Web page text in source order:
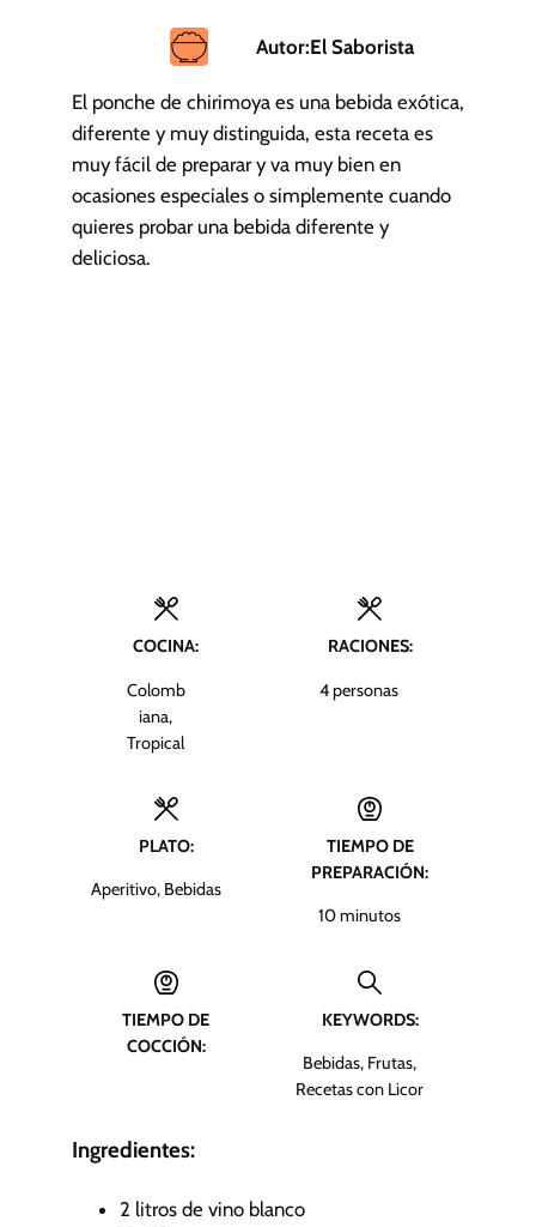
Autor:El Saborista
El ponche de chirimoya es una bebida exótica,
diferente y muy distinguida, esta receta es
muy fácil de preparar y va muy bien en
ocasiones especiales o simplemente cuando
quieres probar una bebida diferente y
deliciosa.
COCINA:
Colomb
iana,
Tropical
RACIONES:
4personas
PLATO:
Aperitivo, Bebidas
TIEMPO DE
PREPARACIÓN:
10m
t
s
minutos
TIEMPO DE
COCCIÓN:
KEYWORDS:
Bebidas, Frutas,
Recetas con Licor
Ingredientes:
2 litros de vino blanco